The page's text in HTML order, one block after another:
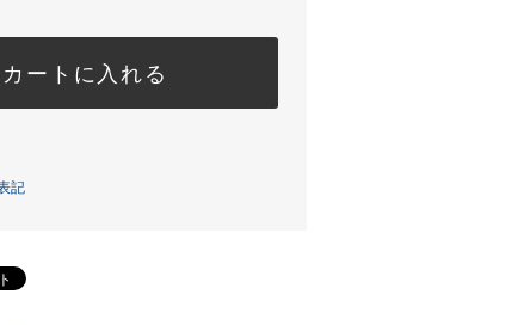
カートに入れる
記